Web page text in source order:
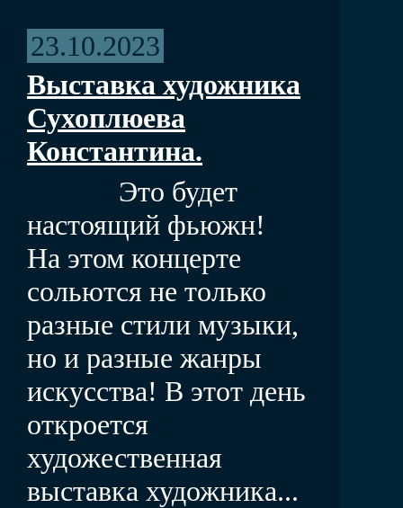
23.10.2023
Выставка художника
Сухоплюева
Константина.
Это будет
настоящий фьюжн!
На этом концерте
сольются не только
разные стили музыки,
но и разные жанры
искусства! В этот день
откроется
художественная
выставка художника...